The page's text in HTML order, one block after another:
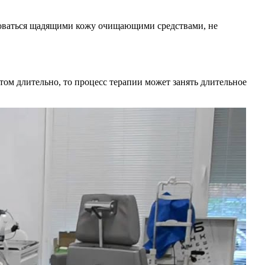
щадящими кожу очищающими средствами, не
длительно, то процесс терапии может занять длительное